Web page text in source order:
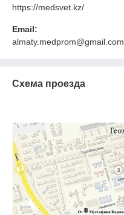
https://medsvet.kz/
Email:
almaty.medprom@gmail.com
Схема проезда